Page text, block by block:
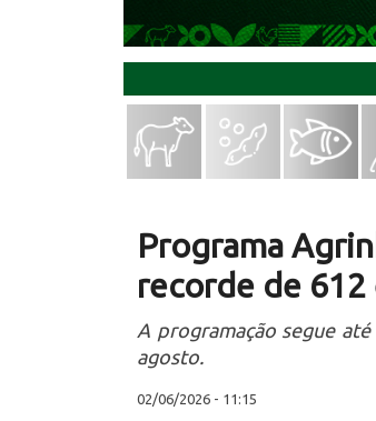
Programa
recorde de 612
A programação segue
agosto.
02/06/2026 - 11:15